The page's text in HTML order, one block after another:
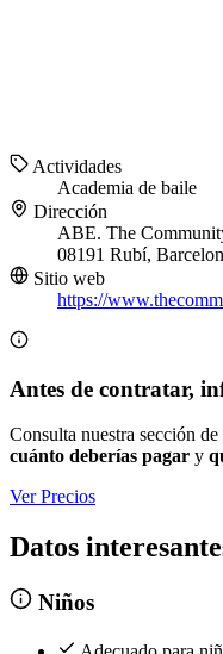
Actividades
Academia de baile
Dirección
ABE. The
08191 Rubí,
Sitio web
https://
Antes de contratar,
Consulta nuestra sección
cuánto deberías pagar y
Ver Precios
Datos
Niños